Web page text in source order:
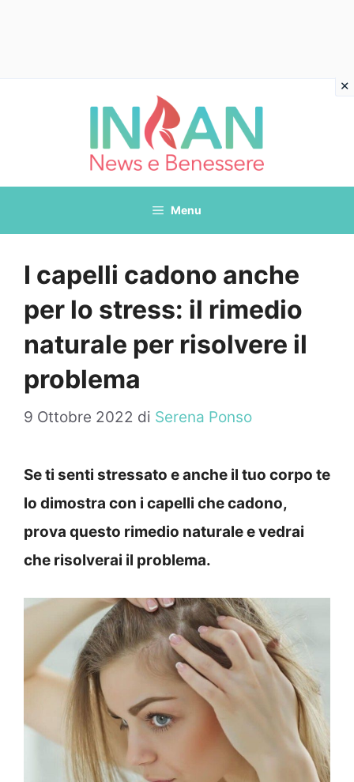
Menu
I capelli cadono anche
per lo stress: il rimedio
naturale per risolvere il
problema
9 Ottobre 2022 di Serena Ponso
Se ti senti stressato e anche il tuo corpo te
lo dimostra con i capelli che cadono,
prova questo rimedio naturale e vedrai
che risolverai il problema.